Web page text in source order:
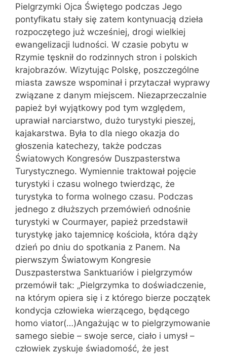
Pielgrzymki Ojca Świętego podczas Jego
pontyfikatu stały się zatem kontynuacją dzieła
rozpoczętego już wcześniej, drogi wielkiej
ewangelizacji ludności. W czasie pobytu w
Rzymie tęsknił do rodzinnych stron i polskich
krajobrazów. Wizytując Polskę, poszczególne
miasta zawsze wspominał i przytaczał wyprawy
związane z danym miejscem. Niezaprzeczalnie
papież był wyjątkowy pod tym względem,
uprawiał narciarstwo, dużo turystyki pieszej,
kajakarstwa. Była to dla niego okazja do
głoszenia katechezy, także podczas
Światowych Kongresów Duszpasterstwa
Turystycznego. Wymiennie traktował pojęcie
turystyki i czasu wolnego twierdząc, że
turystyka to forma wolnego czasu. Podczas
jednego z dłuższych przemówień odnośnie
turystyki w Courmayer, papież przedstawił
turystykę jako tajemnicę kościoła, która dąży
dzień po dniu do spotkania z Panem. Na
pierwszym Światowym Kongresie
Duszpasterstwa Sanktuariów i pielgrzymów
przemówił tak: „Pielgrzymka to doświadczenie,
na którym opiera się i z którego bierze początek
kondycja człowieka wierzącego, będącego
homo viator(…)Angażując w to pielgrzymowanie
samego siebie – swoje serce, ciało i umysł –
człowiek zyskuje świadomość, że jest